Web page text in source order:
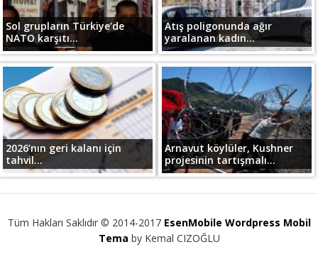
Sol grupların Türkiye’de
NATO karşıtı...
Atış poligonunda ağır
yaralanan kadın...
2026’nın geri kalanı için
tahvil...
Arnavut köylüler, Kushner
projesinin tartışmalı...
Tüm Hakları Saklıdır © 2014-2017 EsenMobile Wordpress Mobil
Tema by Kemal CIZOĞLU